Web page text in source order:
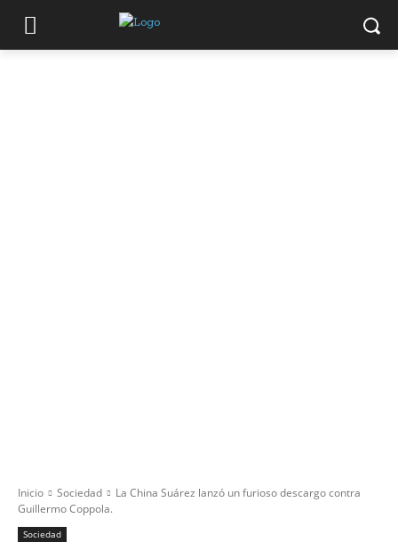
Inicio Sociedad
La China Suárez lanzó un furioso descargo contra
Guillermo Coppola.
Sociedad